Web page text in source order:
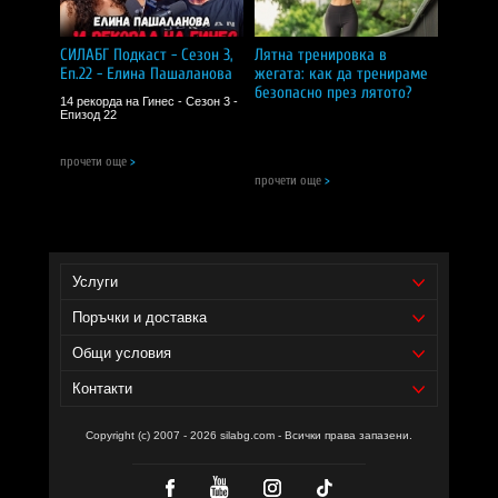
CИЛA БГ Tийм!
Доставчик на продукта - И фудс ЕООД.
https://www.nowfoods.com/
СИЛАБГ Подкаст - Сезон 3,
Еп.22 - Елина Пашаланова
14 рекорда на Гинес - Сезон 3 -
Епизод 22
прочети още >
Лятна тренировка в
жегата: как да тренираме
безопасно през лятото?
прочети още >
Услуги
Поръчки и доставка
Общи условия
Контакти
Copyright (c) 2007 - 2026 silabg.com - Всички права запазени.